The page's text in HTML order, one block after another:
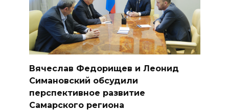
Вячеслав Федорищев и Леонид
Симановский обсудили
перспективное развитие
Самарского региона